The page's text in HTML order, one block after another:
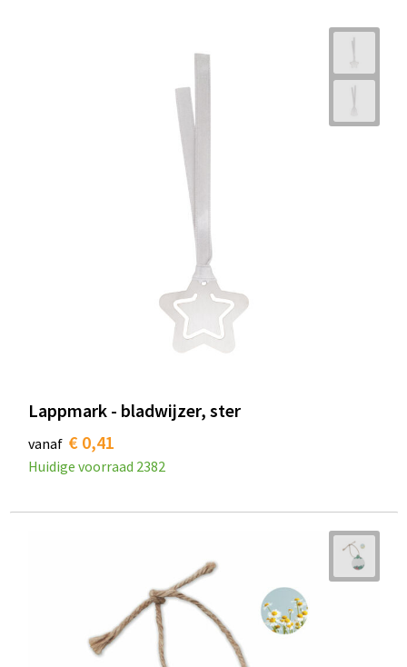
Lappmark - bladwijzer, ster
vanaf € 0,41
Huidige voorraad 2382